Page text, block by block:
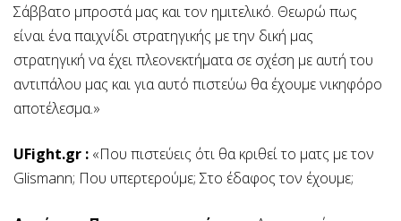
Σάββατο μπροστά μας και τον ημιτελικό. Θεωρώ πως
είναι ένα παιχνίδι στρατηγικής με την δική μας
στρατηγική να έχει πλεονεκτήματα σε σχέση με αυτή του
αντιπάλου μας και για αυτό πιστεύω θα έχουμε νικηφόρο
αποτέλεσμα.»
UFight.gr : «Που πιστεύεις ότι θα κριθεί το ματς με τον
Glismann; Που υπερτερούμε; Στο έδαφος τον έχουμε;